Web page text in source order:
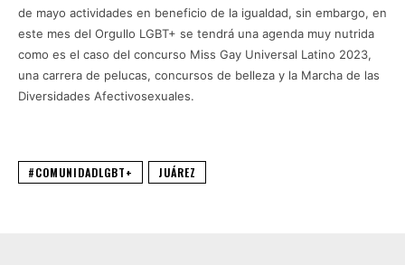
de mayo actividades en beneficio de la igualdad, sin embargo, en
este mes del Orgullo LGBT+ se tendrá una agenda muy nutrida
como es el caso del concurso Miss Gay Universal Latino 2023,
una carrera de pelucas, concursos de belleza y la Marcha de las
Diversidades Afectivosexuales.
#COMUNIDADLGBT+ JUÁREZ